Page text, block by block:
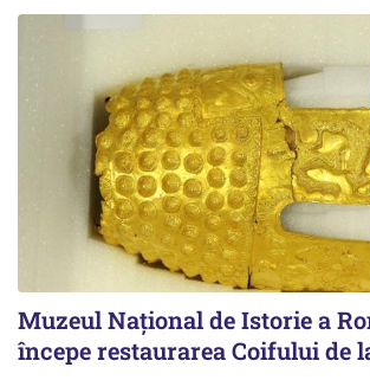
Muzeul Național de Istorie a
începe restaurarea Coifului de